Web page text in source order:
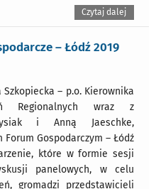
Czytaj dalej
– Łódź 2019
Szkopiecka – p.o. Kierownika
Regionalnych wraz z
i Anną Jaeschke,
Forum Gospodarczym – Łódź
które w formie sesji
panelowych, w celu
gromadzi przedstawicieli